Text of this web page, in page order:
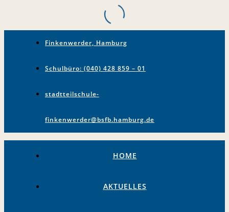
Finkenwerder, Hamburg
Schulbüro: (040) 428 859 – 01
stadtteilschule-
finkenwerder@bsfb.hamburg.de
HOME
AKTUELLES